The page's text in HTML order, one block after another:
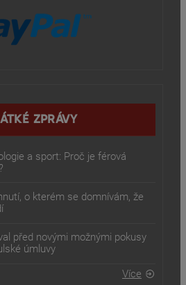
ZPRÁVY
a sport: Proč je férová
o kterém se domnívám, že
před novými možnými pokusy
úmluvy
Více